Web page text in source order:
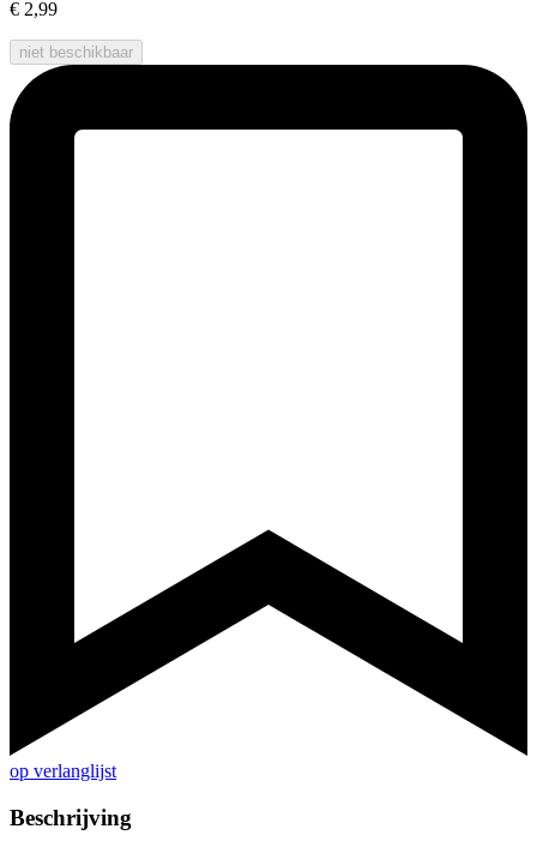
€ 2,99
niet beschikbaar
op verlanglijst
Beschrijving